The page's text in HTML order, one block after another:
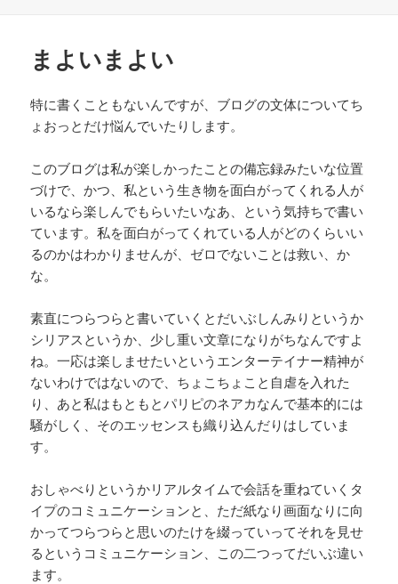
まよいまよい
特に書くこともないんですが、ブログの文体についてち
ょおっとだけ悩んでいたりします。
このブログは私が楽しかったことの備忘録みたいな位置
づけで、かつ、私という生き物を面白がってくれる人が
いるなら楽しんでもらいたいなあ、という気持ちで書い
ています。私を面白がってくれている人がどのくらいい
るのかはわかりませんが、ゼロでないことは救い、か
な。
素直につらつらと書いていくとだいぶしんみりというか
シリアスというか、少し重い文章になりがちなんですよ
ね。一応は楽しませたいというエンターテイナー精神が
ないわけではないので、ちょこちょこと自虐を入れた
り、あと私はもともとパリピのネアカなんで基本的には
騒がしく、そのエッセンスも織り込んだりはしていま
す。
おしゃべりというかリアルタイムで会話を重ねていくタ
イプのコミュニケーションと、ただ紙なり画面なりに向
かってつらつらと思いのたけを綴っていってそれを見せ
るというコミュニケーション、この二つってだいぶ違い
ます。